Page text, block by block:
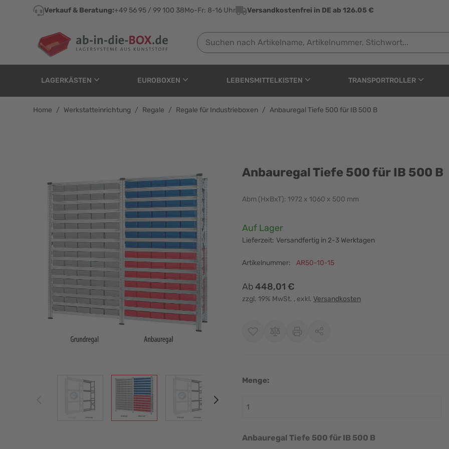
Direkt zum Inhalt
Verkauf & Beratung:+49 56 95 / 99 100 38Mo-Fr: 8-16 Uhr Versandkostenfrei in DE ab 126.05 €
Suchen nach Artikelname, Artikelnummer, Stichwort...
LAGERKÄSTEN EUROBOXEN LEBENSMITTELKISTEN TRANSPORTROLLER
Home / Werkstatteinrichtung / Regale / Regale für Industrieboxen / Anbauregal Tiefe 500 für IB 500 B
Anbauregal Tiefe 500 für IB 500 B
View larger imageView larger image View larger imageView larger image
Anbauregal Tiefe 500 für IB 500 B
Abm (HxBxT): 1972 x 1060 x 500 mm
Verfügbarkeit:
Auf Lager
Lieferzeit: Versandfertig in 2-3 Werktagen
Artikelnummer: AR50-10-15
Ab448,01 €
zzgl. 19% MwSt. , exkl. Versandkosten
Menge:
Anbauregal Tiefe 500 für IB 500 B